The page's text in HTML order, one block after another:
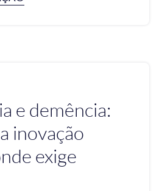
e demência:
inovação
exige